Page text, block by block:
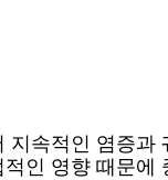
속적인 염증
인 영향 때문